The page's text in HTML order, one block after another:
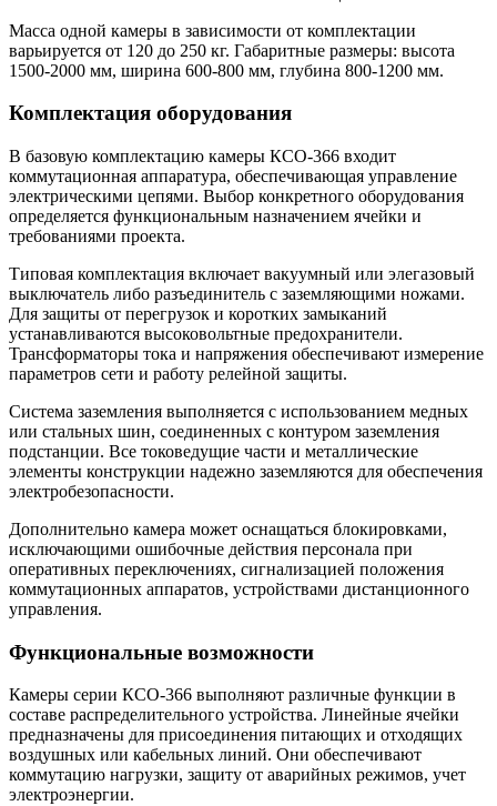
Масса одной камеры в зависимости от комплектации
варьируется от 120 до 250 кг. Габаритные размеры: высота
1500-2000 мм, ширина 600-800 мм, глубина 800-1200 мм.
Комплектация оборудования
В базовую комплектацию камеры КСО-366 входит
коммутационная аппаратура, обеспечивающая управление
электрическими цепями. Выбор конкретного оборудования
определяется функциональным назначением ячейки и
требованиями проекта.
Типовая комплектация включает вакуумный или элегазовый
выключатель либо разъединитель с заземляющими ножами.
Для защиты от перегрузок и коротких замыканий
устанавливаются высоковольтные предохранители.
Трансформаторы тока и напряжения обеспечивают измерение
параметров сети и работу релейной защиты.
Система заземления выполняется с использованием медных
или стальных шин, соединенных с контуром заземления
подстанции. Все токоведущие части и металлические
элементы конструкции надежно заземляются для обеспечения
электробезопасности.
Дополнительно камера может оснащаться блокировками,
исключающими ошибочные действия персонала при
оперативных переключениях, сигнализацией положения
коммутационных аппаратов, устройствами дистанционного
управления.
Функциональные возможности
Камеры серии КСО-366 выполняют различные функции в
составе распределительного устройства. Линейные ячейки
предназначены для присоединения питающих и отходящих
воздушных или кабельных линий. Они обеспечивают
коммутацию нагрузки, защиту от аварийных режимов, учет
электроэнергии.